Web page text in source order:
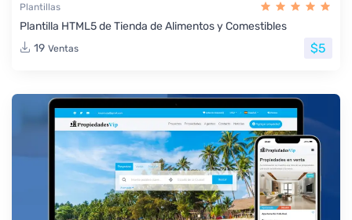
Plantillas
Plantilla HTML5 de Tienda de Alimentos y Comestibles
19 Ventas $5